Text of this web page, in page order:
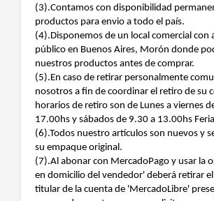
(3).Contamos con disponibilidad
productos para envio a todo el país.
(4).Disponemos de un local comercial con
público en Buenos Aires, Morón donde
nuestros productos antes de comprar.
(5).En caso de retirar personalmente
nosotros a fin de coordinar el retiro de su
horarios de retiro son de Lunes a viernes
17.00hs y sábados de 9.30 a 13.00hs
(6).Todos nuestro artículos son nuevos y
su empaque original.
(7).Al abonar con MercadoPago y usar la
en domicilio del vendedor' deberá retirar
titular de la cuenta de 'MercadoLibre'